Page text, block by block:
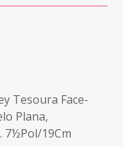
Tesoura Face-
Plana,
7½Pol/19Cm